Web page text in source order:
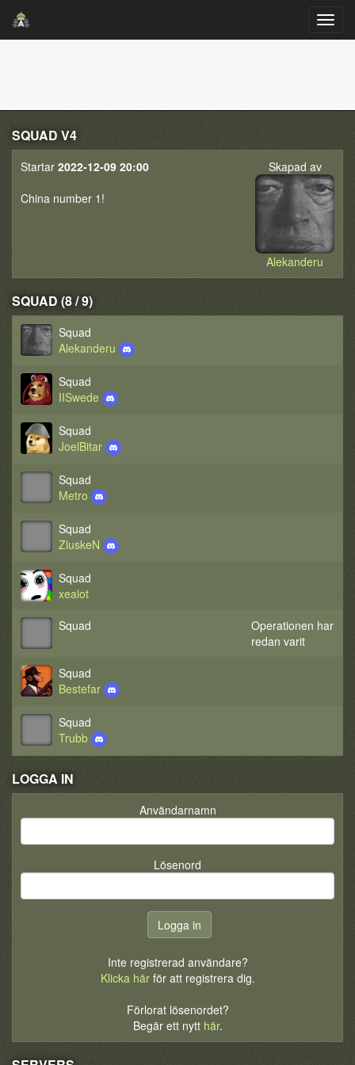
SQUAD V4
Skapad av
Alekanderu
Startar 2022-12-09 20:00
China number 1!
SQUAD (8 / 9)
Squad
Alekanderu
Squad
IISwede
Squad
JoelBitar
Squad
Metro
Squad
ZluskeN
Squad
xealot
Squad
Operationen har
redan varit
Squad
Bestefar
Squad
Trubb
LOGGA IN
Användarnamn
Lösenord
Inte registrerad användare?
Klicka härför att registrera dig.
Förlorat lösenordet?
Begär ett nytt här.